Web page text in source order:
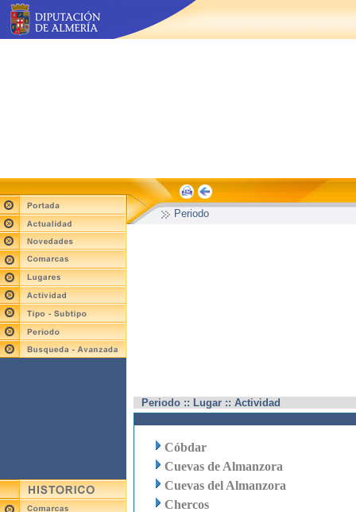
Periodo
Periodo :: Lugar :: Actividad
Cóbdar
Cuevas de Almanzora
Cuevas del Almanzora
Chercos